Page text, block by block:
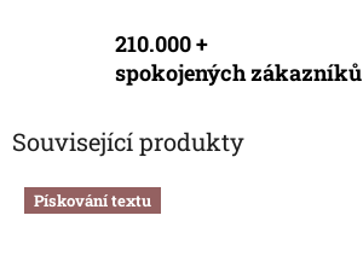
210.000 +
spokojených zákazníků
Související produkty
Pískování textu